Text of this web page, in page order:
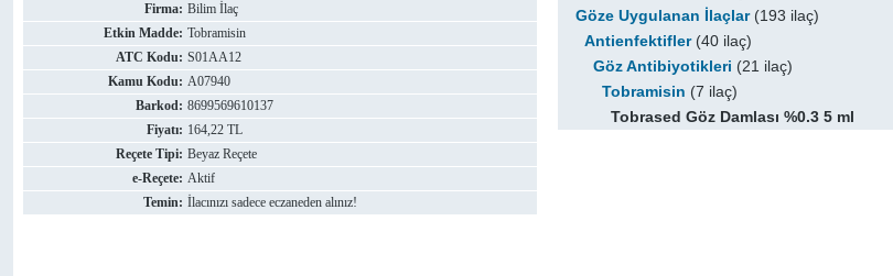
Firma: Bilim İlaç
Etkin Madde: Tobramisin
ATC Kodu: S01AA12
Kamu Kodu: A07940
Barkod: 8699569610137
Fiyatı: 164,22 TL
Reçete Tipi: Beyaz Reçete
e-Reçete: Aktif
Temin: İlacınızı sadece eczaneden alınız!
Göze Uygulanan İlaçlar(193 ilaç)
Antienfektifler(40 ilaç)
Göz Antibiyotikleri (21 ilaç)
Tobramisin (7 ilaç)
Tobrased Göz Damlası %0.3 5 ml